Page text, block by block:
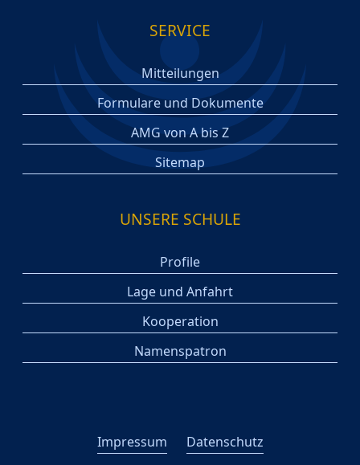
SERVICE
Mitteilungen
Formulare und Dokumente
AMG von A bis Z
Sitemap
UNSERE SCHULE
Profile
Lage und Anfahrt
Kooperation
Namenspatron
Impressum Datenschutz